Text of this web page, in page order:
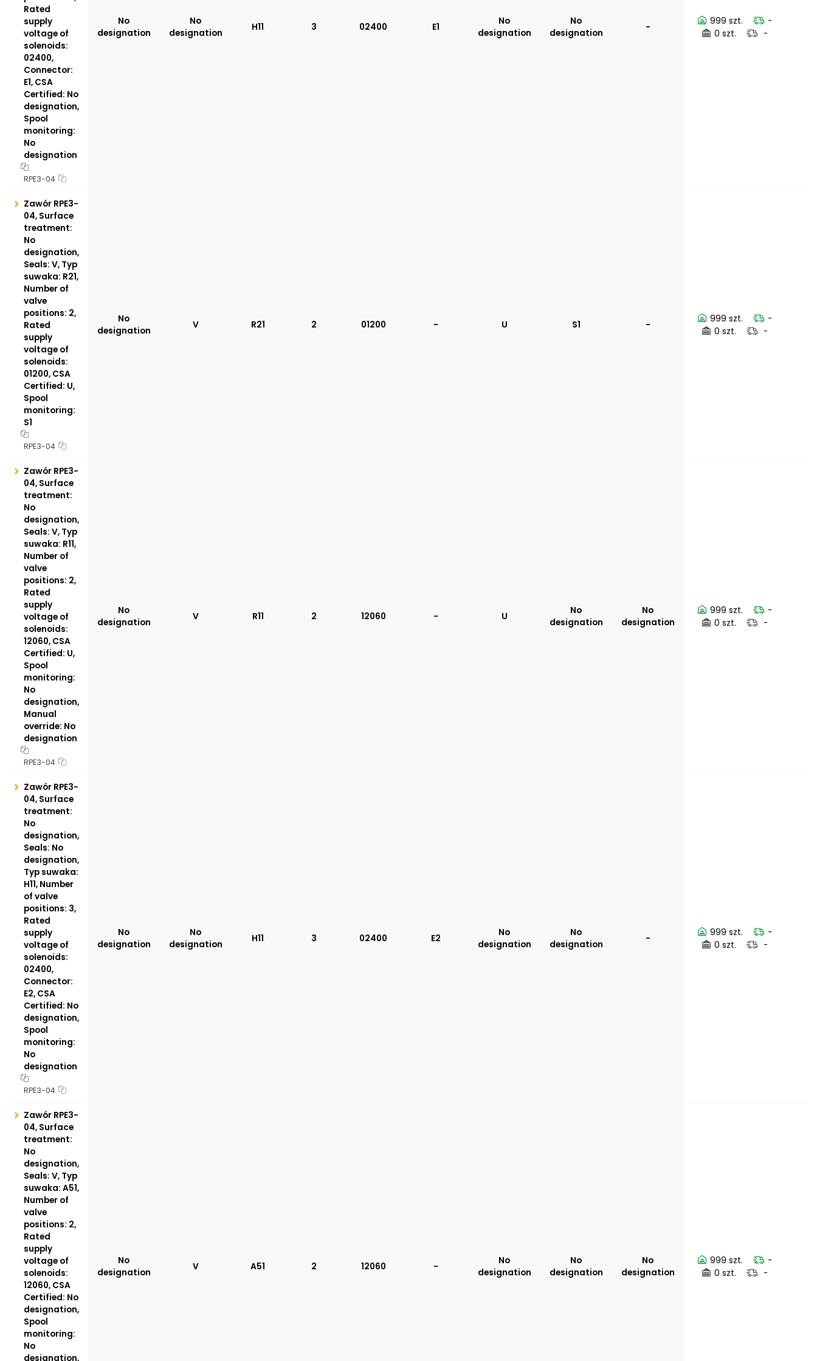
Rated
supply
voltage of
solenoids:
02400,
Connector:
E1, CSA
Certified: No
designation,
Spool
monitoring:
No
designation
RPE3-04
No
designation
No
designation
H11 3 02400 E1
No
designation
No
designation
-
999 szt.
-
0 szt.
-
Zawór RPE3-
04, Surface
treatment:
No
designation,
Seals: V, Typ
suwaka: R21,
Number of
valve
positions: 2,
Rated
supply
voltage of
solenoids:
01200, CSA
Certified: U,
Spool
monitoring:
S1
RPE3-04
No
designation
V R21 2 01200 - U S1 -
999 szt.
-
0 szt.
-
Zawór RPE3-
04, Surface
treatment:
No
designation,
Seals: V, Typ
suwaka: R11,
Number of
valve
positions: 2,
Rated
supply
voltage of
solenoids:
12060, CSA
Certified: U,
Spool
monitoring:
No
designation,
Manual
override: No
designation
RPE3-04
No
designation
V R11 2 12060 - U
No
designation
No
designation
999 szt.
-
0 szt.
-
Zawór RPE3-
04, Surface
treatment:
No
designation,
Seals: No
designation,
Typ suwaka:
H11, Number
of valve
positions: 3,
Rated
supply
voltage of
solenoids:
02400,
Connector:
E2, CSA
Certified: No
designation,
Spool
monitoring:
No
designation
RPE3-04
No
designation
No
designation
H11 3 02400 E2
No
designation
No
designation
-
999 szt.
-
0 szt.
-
Zawór RPE3-
04, Surface
treatment:
No
designation,
Seals: V, Typ
suwaka: A51,
Number of
valve
positions: 2,
Rated
supply
voltage of
solenoids:
12060, CSA
Certified: No
designation,
Spool
monitoring:
No
designation,
No
designation
V A51 2 12060 -
No
designation
No
designation
No
designation
999 szt.
-
0 szt.
-